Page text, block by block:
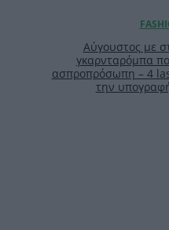
Αύγουστος με
γκαρνταρόμπα
ασπροπρόσωπη – 4
την